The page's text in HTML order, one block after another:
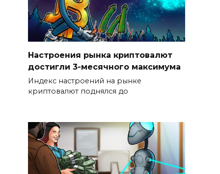
Настроения рынка криптовалют
достигли 3-месячного максимума
Индекс настроений на рынке
криптовалют поднялся до